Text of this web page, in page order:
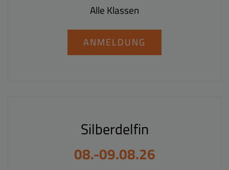
Alle Klassen
ANMELDUNG
Silberdelfin
08.-09.08.26